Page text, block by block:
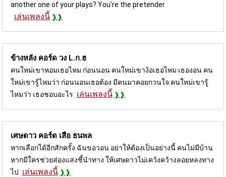
another one of your plays? You're the pretender
เล่นเพลงนี้
ข้างหลัง คอร์ด วง L.ก.ฮ
คนใหม่เขาหอมเธอไหม ก่อนนอน คนใหม่เขาง้อเธอไหม เธองอน คน
ใหม่เขารู้ไหมว่า ก่อนนอนเธอต้อง มีคนมาคอยกวนใจ คนใหม่เขารู้
ไหมว่า เธอชอบอะไร เล่นเพลงนี้
เศษดาว คอร์ด เสือ ธนพล
หากเลือกได้อีกสักครั้ง ฉันขอวอน อย่าให้ต้องเป็นอย่างนี้ คนไม่มีบ้าน
หากมีใครช่วยส่องแสงชี้นำทาง ให้เศษดาวไม่เคว้งคว้างลอยหลงทาง
ไป เล่นเพลงนี้